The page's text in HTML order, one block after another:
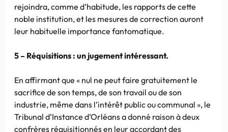
rejoindra, comme d’habitude, les rapports de cette
noble institution, et les mesures de correction auront
leur habituelle importance fantomatique.
5 – Réquisitions : un jugement intéressant.
En affirmant que « nul ne peut faire gratuitement le
sacrifice de son temps, de son travail ou de son
industrie, même dans l’intérêt public ou communal », le
Tribunal d’Instance d’Orléans a donné raison à deux
confrères réquisitionnés en leur accordant des